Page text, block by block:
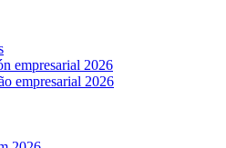
empresarial 2026
empresarial 2026